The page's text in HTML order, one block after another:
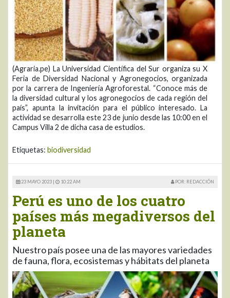
(Agraria.pe) La Universidad Científica del Sur organiza su X
Feria de Diversidad Nacional y Agronegocios, organizada
por la carrera de Ingeniería Agroforestal. “Conoce más de
la diversidad cultural y los agronegocios de cada región del
país”, apunta la invitación para el público interesado. La
actividad se desarrolla este 23 de junio desde las 10:00 en el
Campus Villa 2 de dicha casa de estudios.
Etiquetas: biodiversidad
23 MAYO 2023 | 10:22 AM POR: REDACCIÓN
Perú es uno de los cuatro
países más megadiversos del
planeta
Nuestro país posee una de las mayores variedades
de fauna, flora, ecosistemas y hábitats del planeta